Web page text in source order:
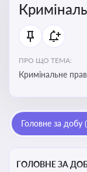
ПРО ЩО ТЕМА:
Кримінальне
Головне за добу
ГОЛОВНЕ ЗА